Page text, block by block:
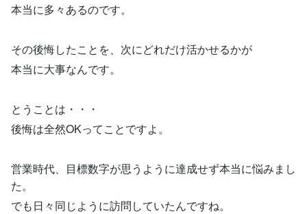
本当に多々あるのです。
その後悔したことを、次にどれだけ活かせるかが
本当に大事なんです。
とうことは・・・
後悔は全然OKってことですよ。
営業時代、目標数字が思うように達成せず本当に悩みまし
た。
でも日々同じように訪問していたんですね。